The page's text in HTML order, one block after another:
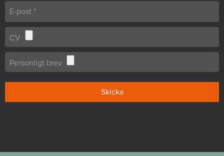
CV
Personligt brev